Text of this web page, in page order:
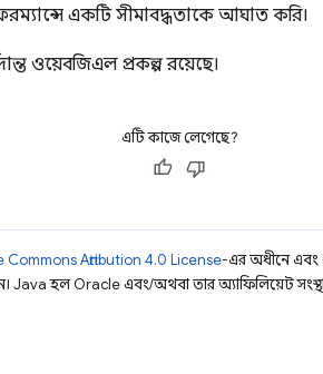
একটি সীমাবদ্ধতাকে আঘাত করি।
ওয়েবজিএল প্রকল্প রয়েছে।
এটি কাজে লেগেছে?
Commons Attribution 4.0 License-এর অধীনে
Java হল Oracle এবং/অথবা তার অ্যাফিলিয়েট সংস্থার